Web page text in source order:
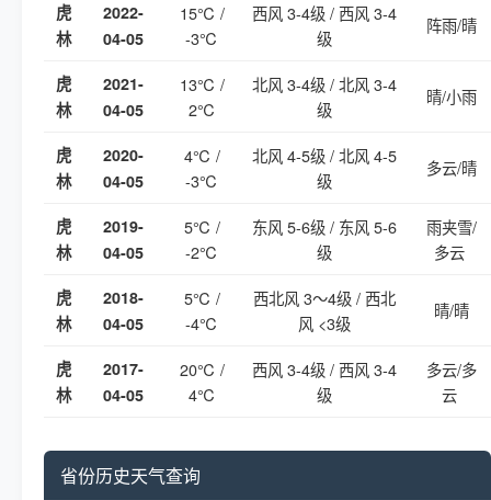
虎
林
2022-
04-05
15℃ /
-3℃
西风 3-4级 / 西风 3-4
级
阵雨/晴
虎
林
2021-
04-05
13℃ /
2℃
北风 3-4级 / 北风 3-4
级
晴/小雨
虎
林
2020-
04-05
4℃ /
-3℃
北风 4-5级 / 北风 4-5
级
多云/晴
虎
林
2019-
04-05
5℃ /
-2℃
东风 5-6级 / 东风 5-6
级
雨夹雪/
多云
虎
林
2018-
04-05
5℃ /
-4℃
西北风 3～4级 / 西北
风 <3级
晴/晴
虎
林
2017-
04-05
20℃ /
4℃
西风 3-4级 / 西风 3-4
级
多云/多
云
省份历史天气查询